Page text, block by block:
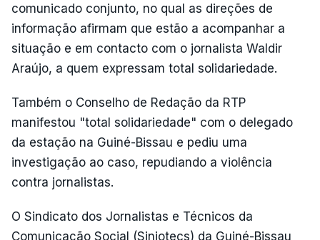
comunicado conjunto, no qual as direções de
informação afirmam que estão a acompanhar a
situação e em contacto com o jornalista Waldir
Araújo, a quem expressam total solidariedade.
Também o Conselho de Redação da RTP
manifestou "total solidariedade" com o delegado
da estação na Guiné-Bissau e pediu uma
investigação ao caso, repudiando a violência
contra jornalistas.
O Sindicato dos Jornalistas e Técnicos da
Comunicação Social (Sinjotecs) da Guiné-Bissau